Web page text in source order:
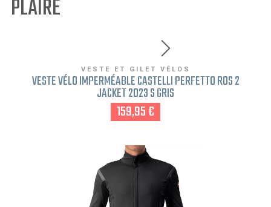
PLAIRE
VESTE ET GILET VÉLOS
VESTE VÉLO IMPERMÉABLE CASTELLI PERFETTO ROS 2
JACKET 2023 S GRIS
159,95 €